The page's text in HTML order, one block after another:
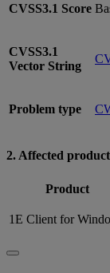
CVSS3.1 Score
CVSS3.1
Vector String
Problem type
2. Affected
Product
1E Client for